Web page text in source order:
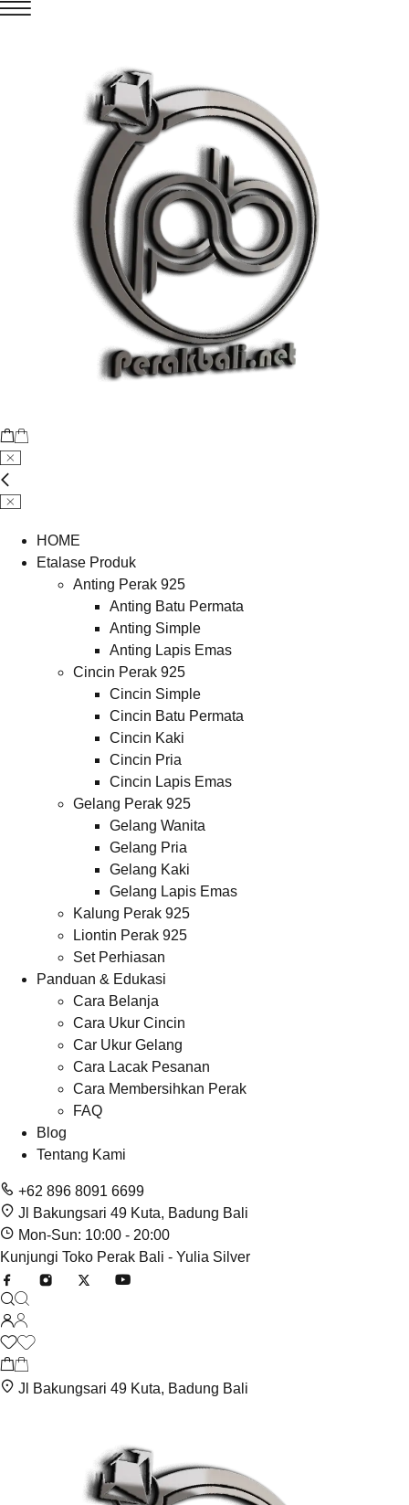
HOME
Etalase Produk
Anting Perak 925
Anting Batu Permata
Anting Simple
Anting Lapis Emas
Cincin Perak 925
Cincin Simple
Cincin Batu Permata
Cincin Kaki
Cincin Pria
Cincin Lapis Emas
Gelang Perak 925
Gelang Wanita
Gelang Pria
Gelang Kaki
Gelang Lapis Emas
Kalung Perak 925
Liontin Perak 925
Set Perhiasan
Panduan & Edukasi
Cara Belanja
Cara Ukur Cincin
Car Ukur Gelang
Cara Lacak Pesanan
Cara Membersihkan Perak
FAQ
Blog
Tentang Kami
+62 896 8091 6699
Jl Bakungsari 49 Kuta, Badung Bali
Mon-Sun: 10:00 - 20:00
Kunjungi Toko Perak Bali - Yulia Silver
Jl Bakungsari 49 Kuta, Badung Bali